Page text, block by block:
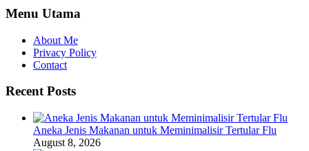
Menu Utama
About Me
Privacy Policy
Contact
Recent Posts
Aneka Jenis Makanan untuk Meminimalisir Tertular Flu
August 8, 2026